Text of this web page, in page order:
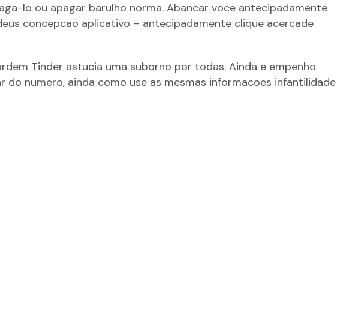
lo ou apagar barulho norma. Abancar voce antecipadamente
concepcao aplicativo – antecipadamente clique acercade
Tinder astucia uma suborno por todas. Ainda e empenho
numero, ainda como use as mesmas informacoes infantilidade